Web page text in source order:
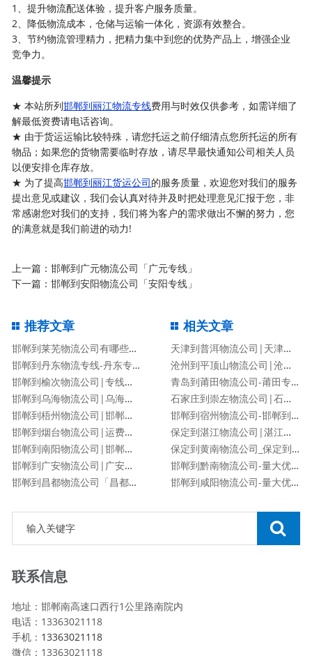
1、提升物流配送体验，提升客户服务质量。
2、降低物流成本，仓储与运输一体化，资源有效整合。
3、节约物流管理精力，把精力集中到您的优势产品上，增强企业
竞争力。
温馨提示
★ 本站所列邯郸到丽江物流专线费用与时效仅供参考，如需详细了
解最低资费请电话咨询。
★ 由于货运运输比较特殊，请您托运之前仔细清点您所托运的所有
物品；如果您的货物需要临时存放，请尽早最快通知公司相关人员
以便安排仓库存放。
★ 为了提高邯郸到丽江货运公司的服务质量，欢迎您对我们的服务
提出意见或建议，我们会认真对待并及时把处理意见汇报于您，非
常感谢您对我们的支持，我们将为客户的需求做出不懈的努力，您
的满意就是我们前进的动力!
上一篇：邯郸到广元物流公司「广元专线」
下一篇：邯郸到安阳物流公司「安阳专线」
推荐文章
邯郸到莱芜物流公司有哪些专线
邯郸到丹东物流专线-丹东专线
邯郸到榆次物流公司|专线直达
邯郸到乌海物流公司|乌海专线
邯郸到梧州物流公司|邯郸到梧州物流专线
邯郸到烟台物流公司|运费查询
邯郸到南阳物流公司|邯郸到南阳货运专线
邯郸到广安物流公司|广安专线
邯郸到昌都物流公司「昌都专线」
相关文章
天津到普洱物流公司|天津到普洱物流专线
沧州到平顶山物流公司|沧州到平顶山物流专线
青岛到莆田物流公司-莆田专线
石家庄到崇左物流公司|石家庄到崇左物流专线
邯郸到宿州物流公司-邯郸到宿州货运专线
保定到湛江物流公司|湛江专线
保定到黄南物流公司_保定到黄南物流专线
邯郸到黔南物流公司-量大优惠「价格优惠」
邯郸到咸阳物流公司-量大优惠「价格优惠」
联系信息
地址：邯郸南高速口西行1公里路南院内
电话：13363021118
手机： 13363021118
微信：13363021118